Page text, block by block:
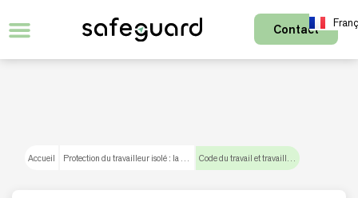
Contact
Accueil Protection du travailleur isolé : la réglementation Code du travail et travailleur isolé : obligations, réglementation et dispositifs de protection